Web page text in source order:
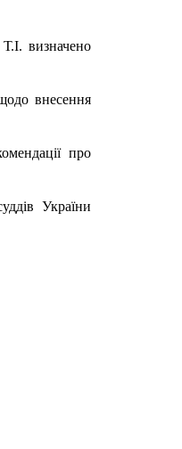
визначено
внесення
про
України